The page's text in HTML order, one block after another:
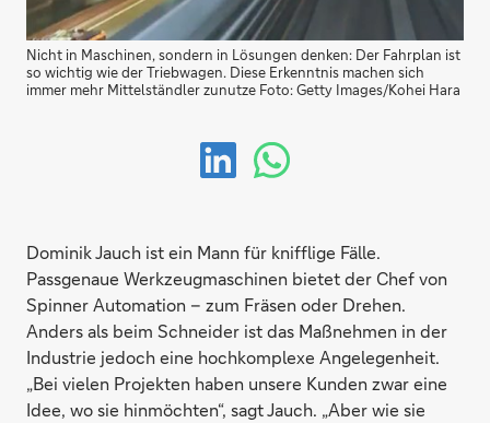
Nicht in Maschinen, sondern in Lösungen denken: Der Fahrplan ist
so wichtig wie der Triebwagen. Diese Erkenntnis machen sich
immer mehr Mittelständler zunutze Foto: Getty Images/Kohei Hara
Dominik Jauch ist ein Mann für knifflige Fälle.
Passgenaue Werkzeugmaschinen bietet der Chef von
Spinner Automation – zum Fräsen oder Drehen.
Anders als beim Schneider ist das Maßnehmen in der
Industrie jedoch eine hochkomplexe Angelegenheit.
„Bei vielen Projekten haben unsere Kunden zwar eine
Idee, wo sie hinmöchten“, sagt Jauch. „Aber wie sie